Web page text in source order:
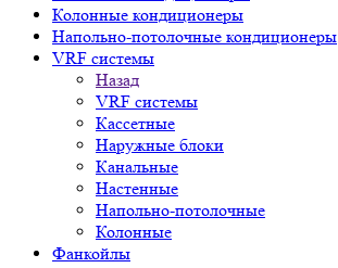
Колонные кондиционеры
Напольно-потолочные кондиционеры
VRF системы
Назад
VRF системы
Кассетные
Наружные блоки
Канальные
Настенные
Напольно-потолочные
Колонные
Фанкойлы